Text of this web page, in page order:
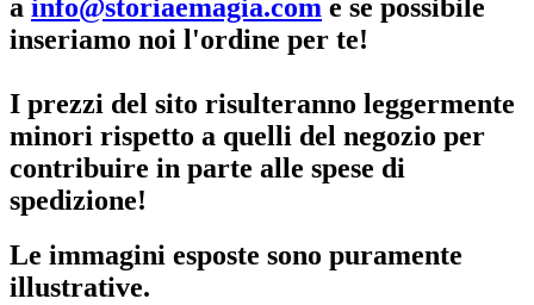
a info@storiaemagia.com e se possibile
inseriamo noi l'ordine per te!
I prezzi del sito risulteranno leggermente
minori rispetto a quelli del negozio per
contribuire in parte alle spese di
spedizione!
Le immagini esposte sono puramente
illustrative.